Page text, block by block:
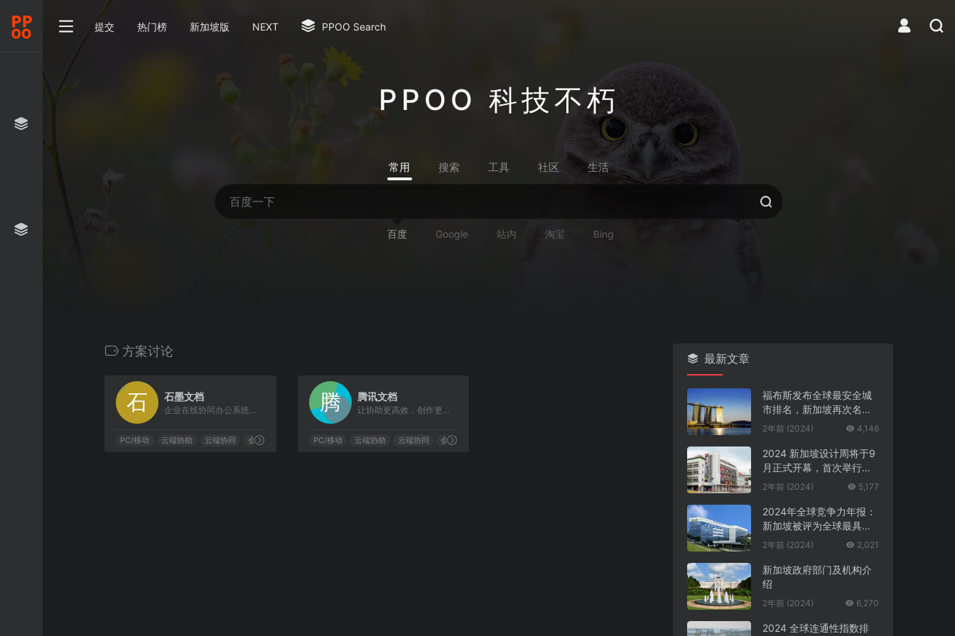
提交 热门榜 新加坡版 NEXT PPOO Search
PPOO 科技不朽
常用 搜索 工具 社区 生活
百度 Google 站内 淘宝 Bing
方案讨论
石墨文档
企业在线协同办公系统平台，支持云端多人在线协助编辑文档和表格
PC/移动 云端协助 云端协同 会议记录
腾讯文档
让协助更高效，创作更轻松
PC/移动 云端协助 云端协同 会议记录
最新文章
福布斯发布全球最安全城
市排名，新加坡再次名列
第一
2年前 (2024) 4,146
2024 新加坡设计周将于9
月正式开幕，首次举行中
新设计对话
2年前 (2024) 5,177
2024年全球竞争力年报：
新加坡被评为全球最具竞
争力的国家第一名
2年前 (2024) 2,021
新加坡政府部门及机构介
绍
2年前 (2024) 6,270
2024 全球连通性指数排